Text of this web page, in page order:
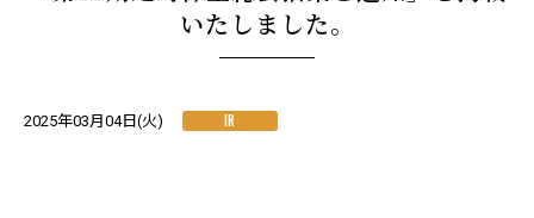
いたしました。
2025年03月04日(火) IR